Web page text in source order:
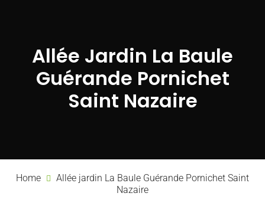
Allée Jardin La Baule
Guérande Pornichet
Saint Nazaire
Home
Allée jardin La Baule Guérande Pornichet Saint
Nazaire